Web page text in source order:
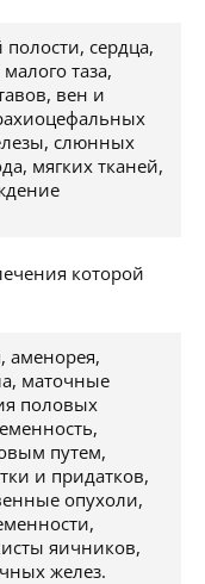
сердца,
таза,
вен и
слюнных
мягких тканей,
которой
аменорея,
маточные
половых
путем,
и придатков,
опухоли,
яичников,
желез.